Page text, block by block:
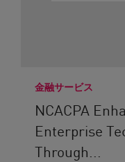
金融サービス
NCACPA
Enterprise
Through...